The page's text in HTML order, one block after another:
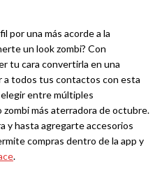
por una más acorde a la
un look zombi? Con
tu cara convertirla en una
a todos tus contactos con esta
entre múltiples
más aterradora de octubre.
y hasta agregarte accesorios
compras dentro de la app y
.